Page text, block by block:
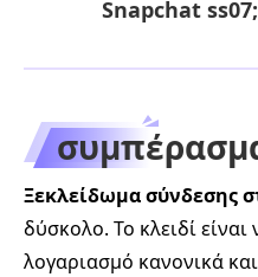
Snapchat ss07;
Ξεκλείδωμα σύνδεσης
δύσκολο. Το κλειδί
λογαριασμό κανονικά